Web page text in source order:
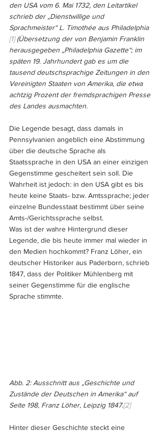
den USA vom 6. Mai 1732, den Leitartikel
schrieb der „Dienstwillige und
Sprachmeister“ L. Timothée aus Philadelphia
[1] (Übersetzung der von Benjamin Franklin
herausgegeben „Philadelphia Gazette“; im
späten 19. Jahrhundert gab es um die
tausend deutschsprachige Zeitungen in den
Vereinigten Staaten von Amerika, die etwa
achtzig Prozent der fremdsprachigen Presse
des Landes ausmachten.
Die Legende besagt, dass damals in
Pennsylvanien angeblich eine Abstimmung
über die deutsche Sprache als
Staatssprache in den USA an einer einzigen
Gegenstimme gescheitert sein soll. Die
Wahrheit ist jedoch: in den USA gibt es bis
heute keine Staats- bzw. Amtssprache; jeder
einzelne Bundesstaat bestimmt über seine
Amts-/Gerichtssprache selbst.
Was ist der wahre Hintergrund dieser
Legende, die bis heute immer mal wieder in
den Medien hochkommt? Franz Löher, ein
deutscher Historiker aus Paderborn, schrieb
1847, dass der Politiker Mühlenberg mit
seiner Gegenstimme für die englische
Sprache stimmte.
Abb. 2: Ausschnitt aus „Geschichte und
Zustände der Deutschen in Amerika“ auf
Seite 198, Franz Löher, Leipzig 1847.[2]
Hinter dieser Geschichte steckt eine